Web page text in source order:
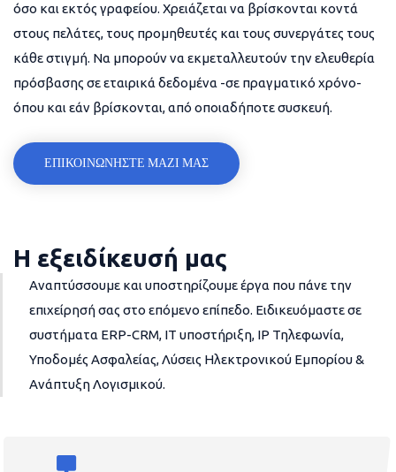
όσο και εκτός γραφείου. Χρειάζεται να βρίσκονται κοντά
στους πελάτες, τους προμηθευτές και τους συνεργάτες τους
κάθε στιγμή. Να μπορούν να εκμεταλλευτούν την ελευθερία
πρόσβασης σε εταιρικά δεδομένα -σε πραγματικό χρόνο-
όπου και εάν βρίσκονται, από οποιαδήποτε συσκευή.
ΕΠΙΚΟΙΝΩΝΗΣΤΕ ΜΑΖΙ ΜΑΣ
Η εξειδίκευσή μας
Αναπτύσσουμε και υποστηρίζουμε έργα που πάνε την
επιχείρησή σας στο επόμενο επίπεδο. Ειδικευόμαστε σε
συστήματα ERP-CRM, IT υποστήριξη, IP Τηλεφωνία,
Υποδομές Ασφαλείας, Λύσεις Ηλεκτρονικού Εμπορίου &
Ανάπτυξη Λογισμικού.